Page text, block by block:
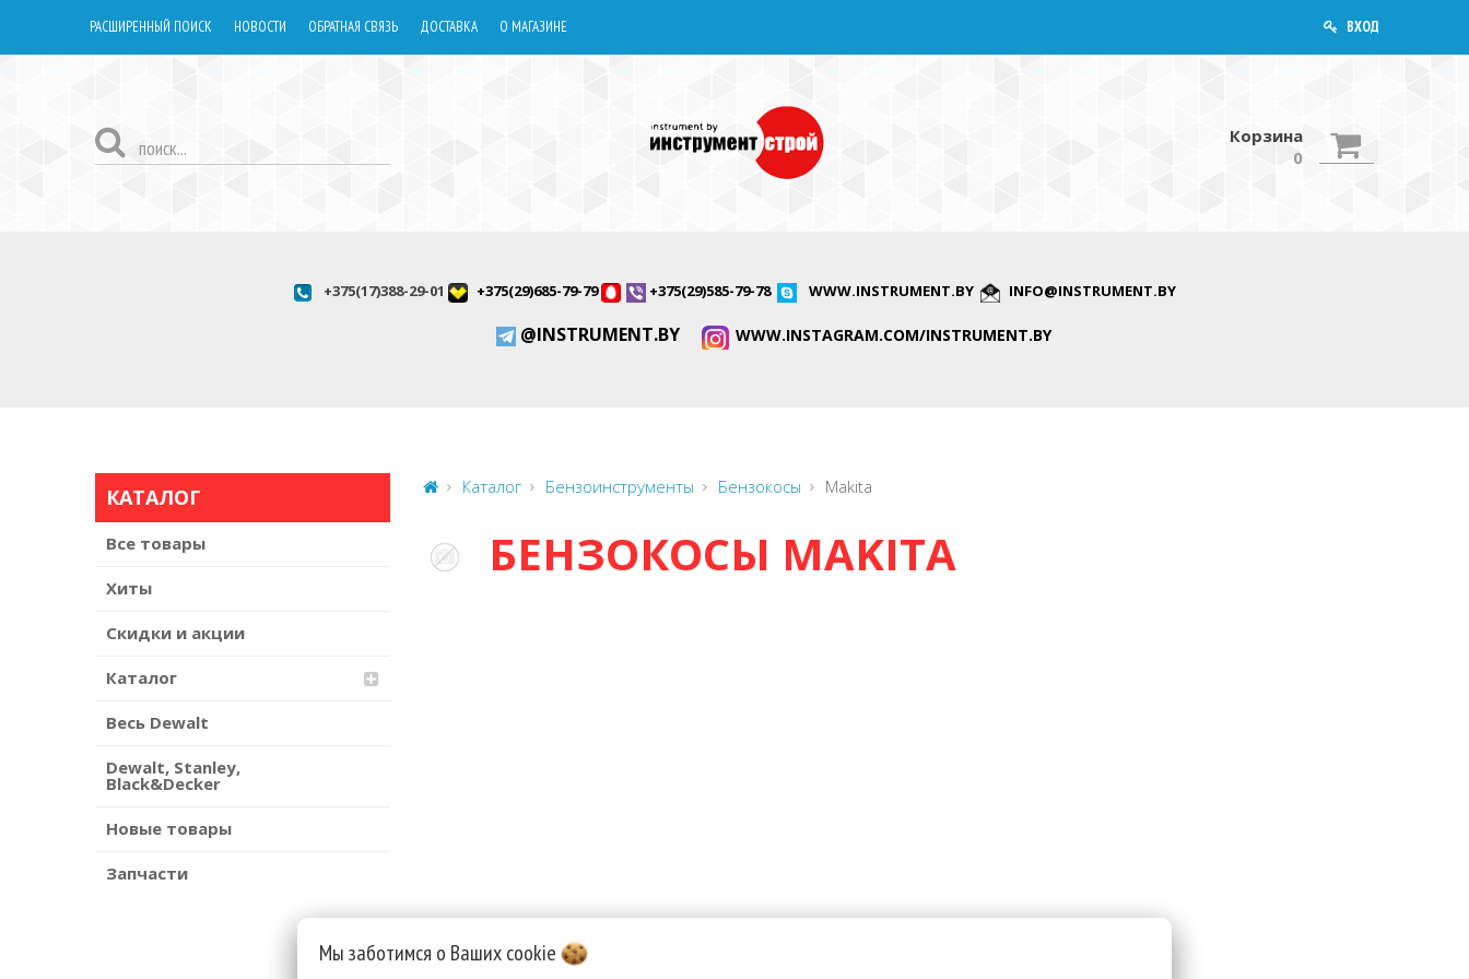
РАСШИРЕННЫЙ ПОИСК НОВОСТИ ОБРАТНАЯ СВЯЗЬ ДОСТАВКА О МАГАЗИНЕ ВХОД
Корзина
0
+375(17)388-29-01 +375(29)685-79-79 +375(29)585-79-78 WWW.INSTRUMENT.BY INFO@INSTRUMENT.BY
@INSTRUMENT.BY WWW.INSTAGRAM.COM/INSTRUMENT.BY
КАТАЛОГ
Все товары
Хиты
Скидки и акции
Каталог
Весь Dewalt
Dewalt, Stanley,
Black&Decker
Новые товары
Запчасти
Каталог Бензоинструменты Бензокосы Makita
БЕНЗОКОСЫ MAKITA
Мы заботимся о Вашихcookie